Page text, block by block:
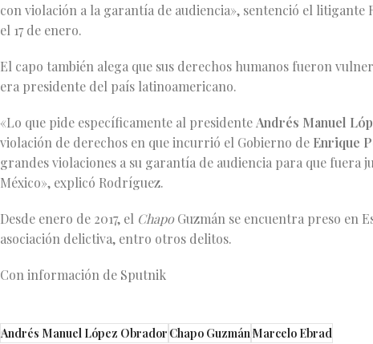
con violación a la garantía de audiencia», sentenció el
el 17 de enero.
El capo también alega que sus derechos humanos fueron
era presidente del país latinoamericano.
«Lo que pide específicamente al presidenteAndrés Manuel
violación de derechos en que incurrió el Gobierno de Enrique
grandes violaciones a su garantía de audiencia para que fuera
México», explicó Rodríguez.
Desde enero de 2017, el ChapoGuzmán se encuentra preso en
asociación delictiva, entro otros delitos.
Con información de Sputnik
Andrés Manuel López ObradorChapo GuzmánMarcelo Ebrad